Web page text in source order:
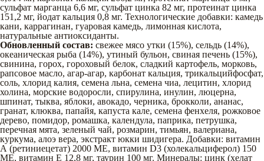
сульфат марганца 6,6 мг, сульфат цинка 82 мг, протеинат цинка
151,2 мг, йодат кальция 0,8 мг. Технологические добавки: камедь
кани, каррагинан, гуаровая камедь, лимонная кислота,
натуральные антиоксиданты.
Обновленный состав: свежее мясо утки (15%), сельдь (14%),
океаническая рыба (14%), утиный бульон, свиная печень (15%),
свинина, горох, гороховый белок, сладкий картофель, морковь,
рапсовое масло, агар-агар, карбонат кальция, трикальцийфосфат,
соль, хлорид калия, семена льна, семена чиа, лецитин, хлорид
холина, морские водоросли, спирулина, инулин, люцерна,
шпинат, тыква, яблоки, авокадо, черника, брокколи, ананас,
гранат, клюква, папайя, капуста кале, семена фенхеля, рожковое
дерево, помидор, ромашка, календула, паприка, петрушка,
перечная мята, зеленый чай, розмарин, тимьян, валериана,
куркума, алоэ вера, экстракт юкки шидигера. Добавки: витамин
А (ретиниецетат) 2000 МЕ, витамин D3 (холекальциферол) 150
МЕ, витамин Е 12,8 мг, таурин 100 мг. Минералы: цинк (хелат